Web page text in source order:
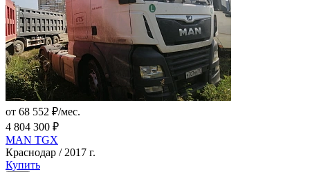
от 68 552 ₽/мес.
4 804 300 ₽
MAN TGX
Краснодар / 2017 г.
Купить